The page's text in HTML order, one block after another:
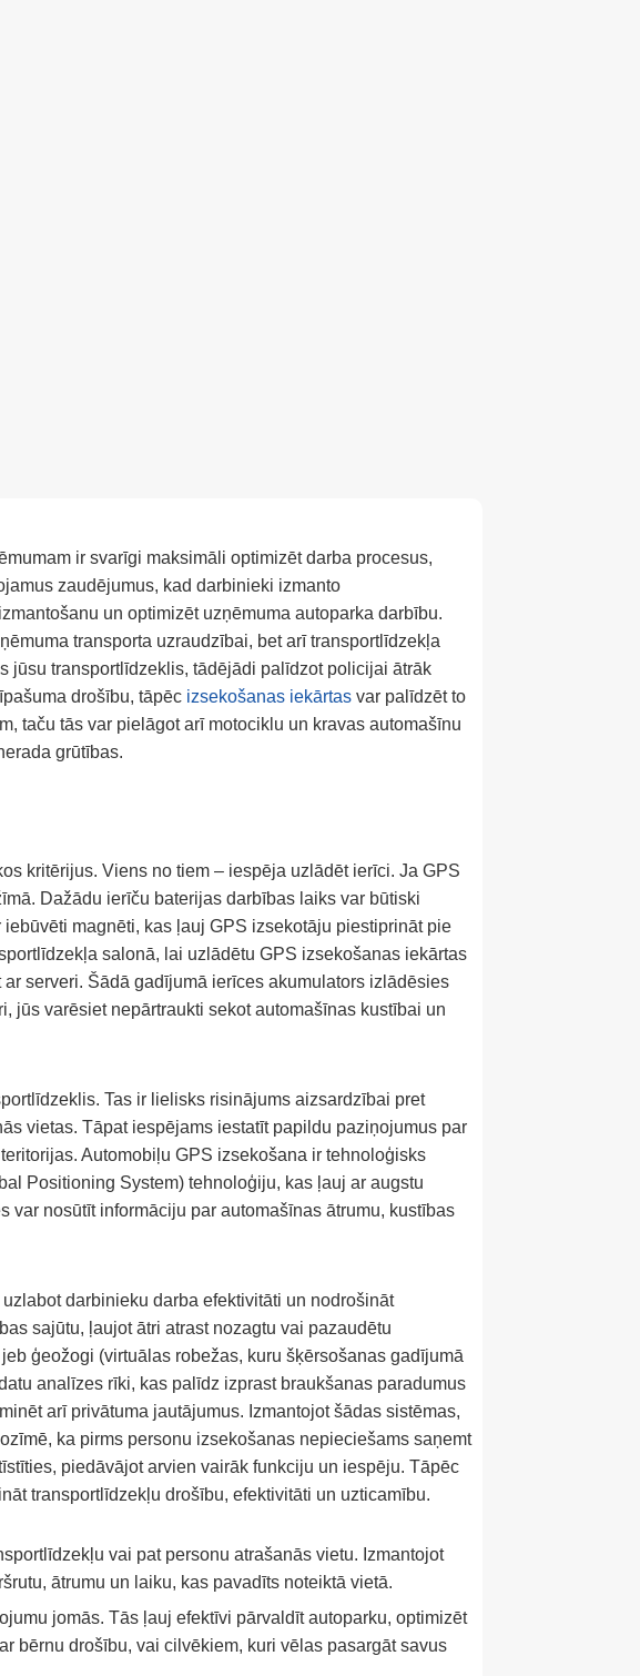
ir svarīgi maksimāli optimizēt darba procesus,
zaudējumus, kad darbinieki izmanto
un optimizēt uzņēmuma autoparka darbību.
transporta uzraudzībai, bet arī transportlīdzekļa
jūsu transportlīdzeklis, tādējādi palīdzot policijai ātrāk
drošību, tāpēc izsekošanas iekārtas var palīdzēt to
taču tās var pielāgot arī motociklu un kravas automašīnu
grūtības.
kritērijus. Viens no tiem – iespēja uzlādēt ierīci. Ja GPS
Dažādu ierīču baterijas darbības laiks var būtiski
iebūvēti magnēti, kas ļauj GPS izsekotāju piestiprināt pie
salonā, lai uzlādētu GPS izsekošanas iekārtas
ar serveri. Šādā gadījumā ierīces akumulators izlādēsies
jūs varēsiet nepārtraukti sekot automašīnas kustībai un
Tas ir lielisks risinājums aizsardzībai pret
vietas. Tāpat iespējams iestatīt papildu paziņojumus par
Automobiļu GPS izsekošana ir tehnoloģisks
Positioning System) tehnoloģiju, kas ļauj ar augstu
var nosūtīt informāciju par automašīnas ātrumu, kustības
darbinieku darba efektivitāti un nodrošināt
sajūtu, ļaujot ātri atrast nozagtu vai pazaudētu
ģeožogi (virtuālas robežas, kuru šķērsošanas gadījumā
analīzes rīki, kas palīdz izprast braukšanas paradumus
arī privātuma jautājumus. Izmantojot šādas sistēmas,
ka pirms personu izsekošanas nepieciešams saņemt
piedāvājot arvien vairāk funkciju un iespēju. Tāpēc
transportlīdzekļu drošību, efektivitāti un uzticamību.
vai pat personu atrašanās vietu. Izmantojot
ātrumu un laiku, kas pavadīts noteiktā vietā.
jomās. Tās ļauj efektīvi pārvaldīt autoparku, optimizēt
bērnu drošību, vai cilvēkiem, kuri vēlas pasargāt savus